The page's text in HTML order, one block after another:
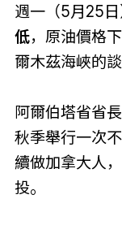
週一（5月25日
低，原油價格
爾木茲海峽的
阿爾伯塔省省
秋季舉行一次
續做加拿大人
投。